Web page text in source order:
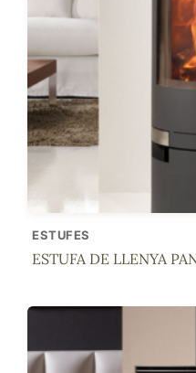
ESTUFES
ESTUFA DE LLENYA